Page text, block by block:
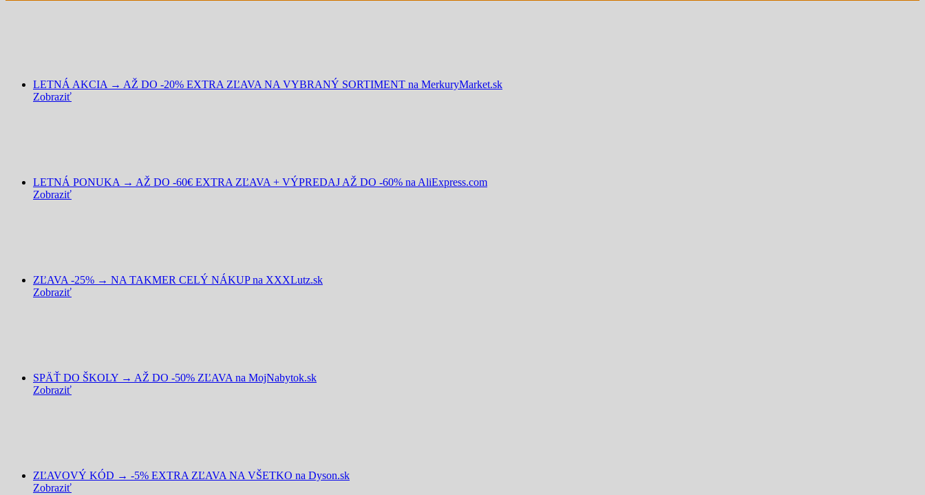
LETNÁ AKCIA → AŽ DO -20% EXTRA ZĽAVA NA VYBRANÝ SORTIMENT na MerkuryMarket.sk
Zobraziť
LETNÁ PONUKA → AŽ DO -60€ EXTRA ZĽAVA + VÝPREDAJ AŽ DO -60% na AliExpress.com
Zobraziť
ZĽAVA -25% → NA TAKMER CELÝ NÁKUP na XXXLutz.sk
Zobraziť
SPÄŤ DO ŠKOLY → AŽ DO -50% ZĽAVA na MojNabytok.sk
Zobraziť
ZĽAVOVÝ KÓD → -5% EXTRA ZĽAVA NA VŠETKO na Dyson.sk
Zobraziť